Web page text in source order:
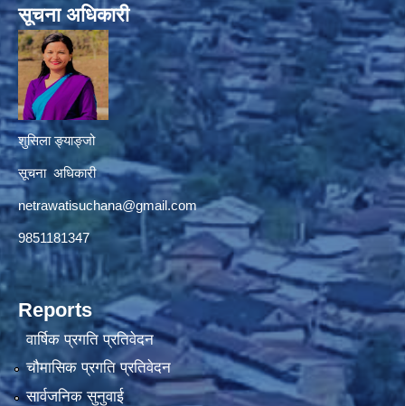
सूचना अधिकारी
शुसिला ङ्याङ्जो
सूचना अधिकारी
netrawatisuchana@gmail.com
9851181347
Reports
वार्षिक प्रगति प्रतिवेदन
चौमासिक प्रगति प्रतिवेदन
सार्वजनिक सुनुवाई